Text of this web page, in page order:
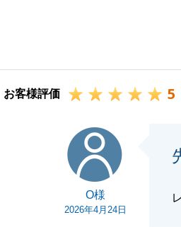
手伝いをさせて頂
今後も何かお困り
お客様評価 5
O様
2026年4月24日